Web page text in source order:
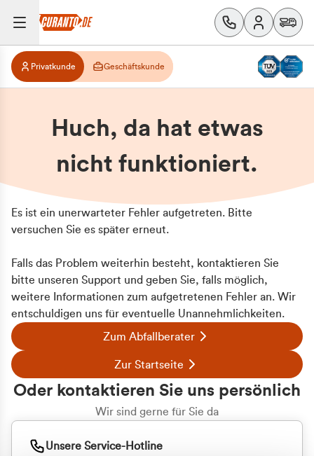
Privatkunde Geschäftskunde
Huch, da hat etwas
nicht funktioniert.
Es ist ein unerwarteter Fehler aufgetreten. Bitte
versuchen Sie es später erneut.
Falls das Problem weiterhin besteht, kontaktieren Sie
bitte unseren Support und geben Sie, falls möglich,
weitere Informationen zum aufgetretenen Fehler an. Wir
entschuldigen uns für eventuelle Unannehmlichkeiten.
Zum Abfallberater
Zur Startseite
Oder kontaktieren Sie uns persönlich
Wir sind gerne für Sie da
Unsere Service-Hotline